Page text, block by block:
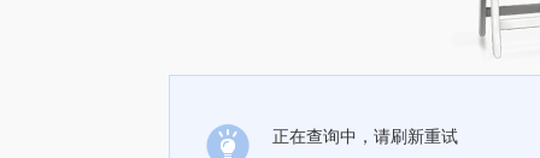
正在查询中，请刷新重试